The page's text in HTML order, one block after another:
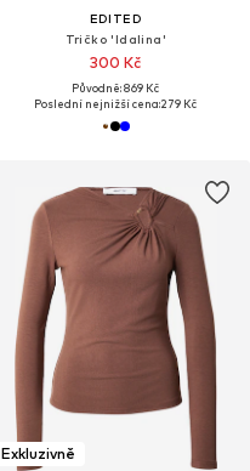
EDITED
Tričko 'Idalina'
300 Kč
Původně: 869 Kč
Poslední nejnižší cena:279 Kč
Exkluzivně